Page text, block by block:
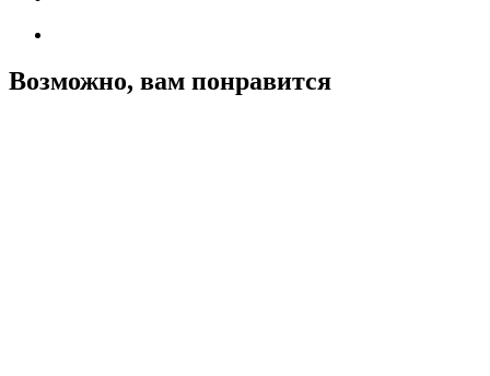
Возможно, вам понравится